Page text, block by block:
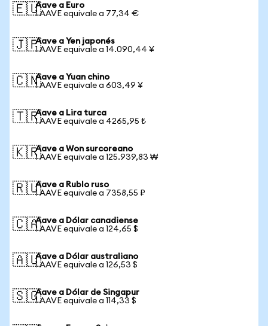
🇪🇺Aave a Euro
1 AAVE equivale a 77,34 €
🇯🇵Aave a Yen japonés
1 AAVE equivale a 14.090,44 ¥
🇨🇳Aave a Yuan chino
1 AAVE equivale a 603,49 ¥
🇹🇷Aave a Lira turca
1 AAVE equivale a 4265,95 ₺
🇰🇷Aave a Won surcoreano
1 AAVE equivale a 125.939,83 ₩
🇷🇺Aave a Rublo ruso
1 AAVE equivale a 7358,55 ₽
🇨🇦Aave a Dólar canadiense
1 AAVE equivale a 124,65 $
🇦🇺Aave a Dólar australiano
1 AAVE equivale a 126,53 $
🇸🇬Aave a Dólar de Singapur
1 AAVE equivale a 114,33 $